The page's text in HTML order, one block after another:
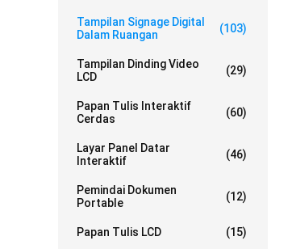
Tampilan Signage Digital
Dalam Ruangan
(103)
Tampilan Dinding Video
LCD
(29)
Papan Tulis Interaktif
Cerdas
(60)
Layar Panel Datar
Interaktif
(46)
Pemindai Dokumen
Portable
(12)
Papan Tulis LCD (15)